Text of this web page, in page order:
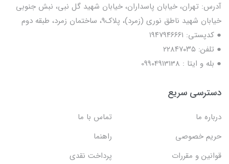
آدرس: تهران، خیابان پاسداران، خیابان شهید گل نبی، نبش جنوبی
خیابان شهید ناطق نوری (زمرد)، پلاک9، ساختمان زمرد، طبقه دوم
● کدپستی: ۱۹۴۷۹۴۶۶۶۱
● تلفن: ٢٢٨۴٧۰۳۵
● بله و ایتا : 09904913138
دسترسی سریع
درباره ما
تماس با ما
حریم خصوصی
راهنما
قوانین و مقررات
پرداخت نقدی